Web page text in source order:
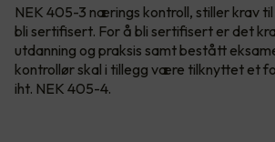
NEK 405-3 nærings kontroll, stiller krav til
bli sertifisert. For å bli sertifisert er det
utdanning og praksis samt bestått
kontrollør skal i tillegg være tilknyttet et
iht. NEK 405-4.